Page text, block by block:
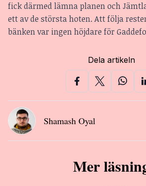
fick därmed lämna planen och
ett av de största hoten. Att följa
bänken var ingen höjdare för
Dela artikeln
Shamash Oyal
Mer